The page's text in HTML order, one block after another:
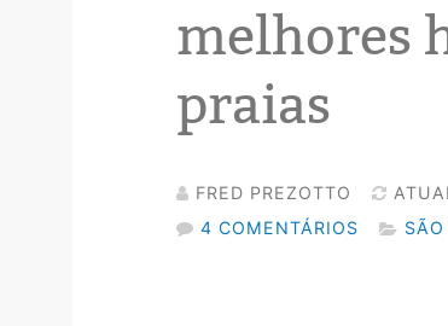
melhores
praias
FRED PREZOTTO
4 COMENTÁRIOS